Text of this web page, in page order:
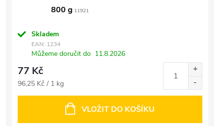
800 g 11921
Skladem
EAN: 1234
Můžeme doručit do 11.8.2026
77 Kč
Měrná
cena:
96,25 Kč / 1 kg
VLOŽIT DO KOŠÍKU